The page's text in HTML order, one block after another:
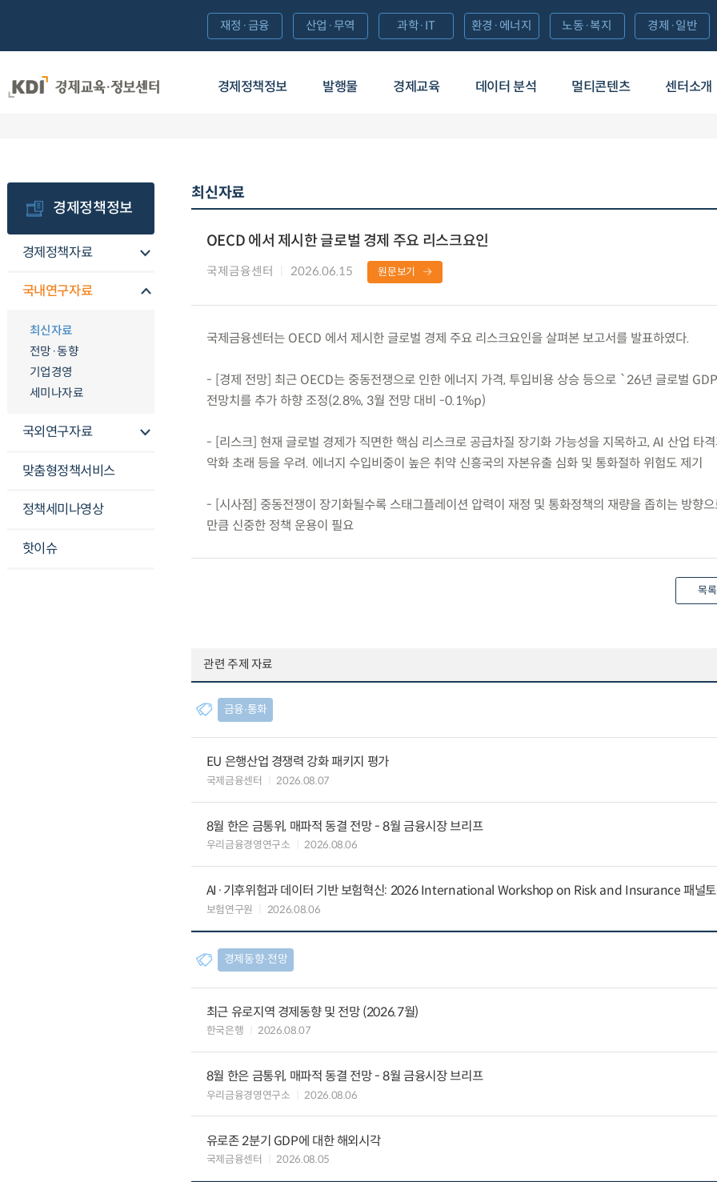
경제정책정보 발행물 경제교육 데이터 분석 멀티콘텐츠 센터소개
재정·금융 산업·무역 과학·IT 환경·에너지 노동·복지 경제·일반
경제정책정보
경제정책자료
국내연구자료
최신자료
전망·동향
기업경영
세미나자료
국외연구자료
맞춤형정책서비스
정책세미나영상
핫이슈
최신자료
OECD 에서 제시한 글로벌 경제 주요 리스크요인
국제금융센터 2026.06.15 원문보기
국제금융센터는 OECD 에서 제시한 글로벌 경제 주요 리스크요인을 살펴본 보고서를 발표하였다.
- [경제 전망] 최근 OECD는 중동전쟁으로 인한 에너지 가격, 투입비용 상승 등으로 `26년 글로벌
전망치를 추가 하향 조정(2.8%, 3월 전망 대비 -0.1%p)
- [리스크] 현재 글로벌 경제가 직면한 핵심 리스크로 공급차질 장기화 가능성을 지목하고, AI 산업 타
악화 초래 등을 우려. 에너지 수입비중이 높은 취약 신흥국의 자본유출 심화 및 통화절하 위험도 제기
- [시사점] 중동전쟁이 장기화될수록 스태그플레이션 압력이 재정 및 통화정책의 재량을 좁히는 방향
만큼 신중한 정책 운용이 필요
목
관련 주제 자료
금융∙통화
EU 은행산업 경쟁력 강화 패키지 평가
국제금융센터 2026.08.07
8월 한은 금통위, 매파적 동결 전망 - 8월 금융시장 브리프
우리금융경영연구소 2026.08.06
AI·기후위험과 데이터 기반 보험혁신: 2026 International Workshop on Risk and Insurance 패널토
보험연구원 2026.08.06
경제동향∙전망
최근 유로지역 경제동향 및 전망 (2026.7월)
한국은행 2026.08.07
8월 한은 금통위, 매파적 동결 전망 - 8월 금융시장 브리프
우리금융경영연구소 2026.08.06
유로존 2분기 GDP에 대한 해외시각
국제금융센터 2026.08.05